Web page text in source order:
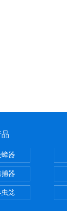
器
器
虫笼